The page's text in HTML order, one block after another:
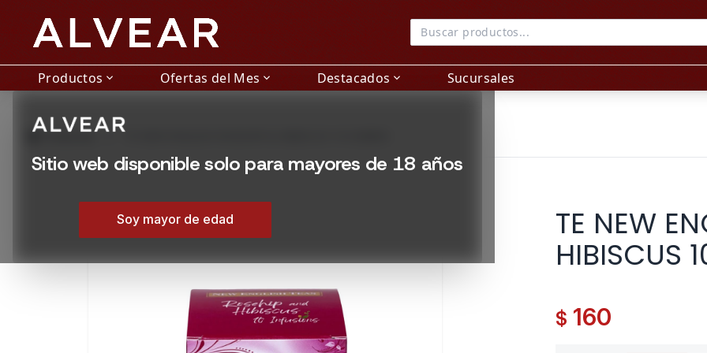
Productos expand_more Ofertas del Mes expand_more Destacados expand_more Sucursales
Sitio web disponible solo para mayores de 18 años
Soy mayor de edad
grid_view Productos TE NEW ENGLISH ROSEHIP & HIBISCUS 10 SOBRES
TE NEW
HIBISCUS
$ 160